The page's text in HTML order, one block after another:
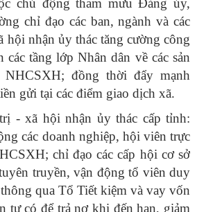
chủ động tham mưu Đảng ủy,
chỉ đạo các ban, ngành và các
hội nhận ủy thác tăng cường công
các tầng lớp Nhân dân về các sản
đồng thời đẩy mạnh
gửi tại các điểm giao dịch xã.
- xã hội nhận ủy thác cấp tỉnh:
các doanh nghiệp, hội viên trực
chỉ đạo các cấp hội cơ sở
truyền, vận động tổ viên duy
qua Tổ Tiết kiệm và vay vốn
tự có để trả nợ khi đến hạn, giảm